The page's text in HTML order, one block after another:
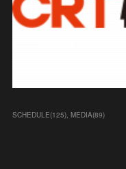
SCHEDULE(125) MEDIA(89)